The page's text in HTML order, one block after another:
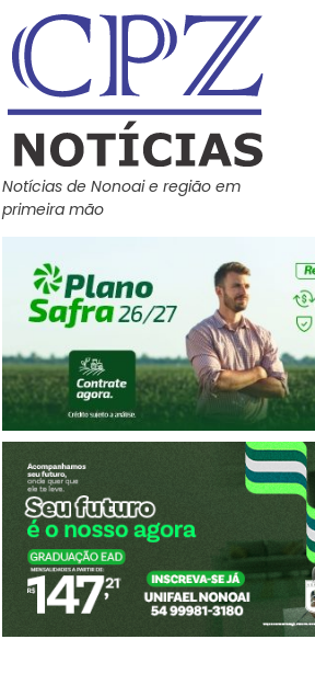
Notícias de Nonoai e região em
primeira mão